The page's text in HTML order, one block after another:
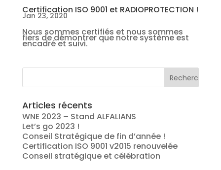
Certification ISO 9001 et RADIOPROTECTION !
Jan 23, 2020
Nous sommes certifiés et nous sommes
fiers de démontrer que notre système est
encadré et suivi.
Articles récents
WNE 2023 – Stand ALFALIANS
Let’s go 2023 !
Conseil Stratégique de fin d’année !
Certification ISO 9001 v2015 renouvelée
Conseil stratégique et célébration